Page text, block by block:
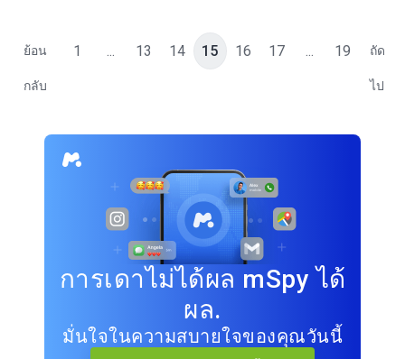
ย้อน
กลับ
1 ... 13 14 15 16 17 ... 19 ถัด
ไป
การเดาไม่ได้ผล mSpy ได้
ผล.
มั่นใจในความสบายใจของคุณวันนี้